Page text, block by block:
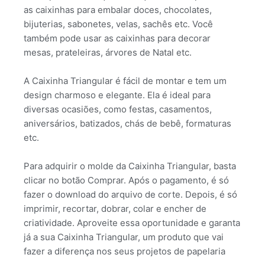
as caixinhas para embalar doces, chocolates,
bijuterias, sabonetes, velas, sachês etc. Você
também pode usar as caixinhas para decorar
mesas, prateleiras, árvores de Natal etc.
A Caixinha Triangular é fácil de montar e tem um
design charmoso e elegante. Ela é ideal para
diversas ocasiões, como festas, casamentos,
aniversários, batizados, chás de bebê, formaturas
etc.
Para adquirir o molde da Caixinha Triangular, basta
clicar no botão Comprar. Após o pagamento, é só
fazer o download do arquivo de corte. Depois, é só
imprimir, recortar, dobrar, colar e encher de
criatividade. Aproveite essa oportunidade e garanta
já a sua Caixinha Triangular, um produto que vai
fazer a diferença nos seus projetos de papelaria